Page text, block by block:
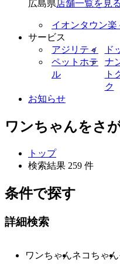
広島県店舗一覧を見る
イオンタウン楽
サービス
アジリティ
ド
ペットホテ
ル
ナ
ト
ク
お知らせ
ワンちゃんをさ
トップ
検索結果 259 件
条件で探す
詳細検索
ワンちゃんネコちゃん